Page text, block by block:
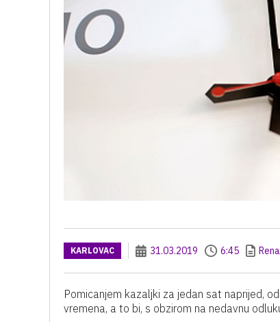
KARLOVAC 31.03.2019 6:45
Pomicanjem kazaljki za jedan sat naprijed,
vremena, a to bi, s obzirom na nedavnu